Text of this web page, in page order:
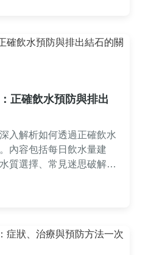
正確飲水預防與排出
入解析如何透過正確飲水
內容包括每日飲水量建
質選擇、常見迷思破解，
用步驟和問答，解決所有